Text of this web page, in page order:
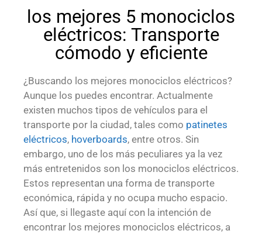
los mejores 5 monociclos
eléctricos: Transporte
cómodo y eficiente
¿Buscando los mejores monociclos eléctricos?
Aunque los puedes encontrar. Actualmente
existen muchos tipos de vehículos para el
transporte por la ciudad, tales como patinetes
eléctricos, hoverboards, entre otros. Sin
embargo, uno de los más peculiares ya la vez
más entretenidos son los monociclos eléctricos.
Estos representan una forma de transporte
económica, rápida y no ocupa mucho espacio.
Así que, si llegaste aquí con la intención de
encontrar los mejores monociclos eléctricos, a